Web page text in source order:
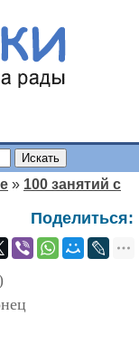
» 100 занятий с
Поделиться: